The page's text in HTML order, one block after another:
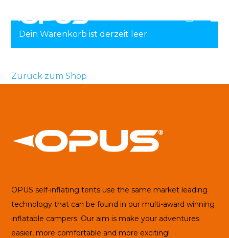
Dein Warenkorb ist derzeit leer.
Zurück zum Shop
OPUS self-inflating tents use the same market leading
technology that can be found in our multi-award winning
inflatable campers. Our aim is make your adventures
easier, more comfortable and more exciting!